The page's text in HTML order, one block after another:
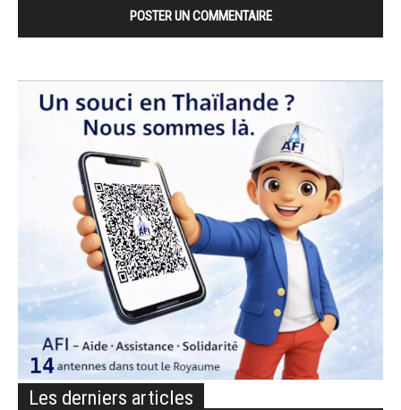
Les derniers articles